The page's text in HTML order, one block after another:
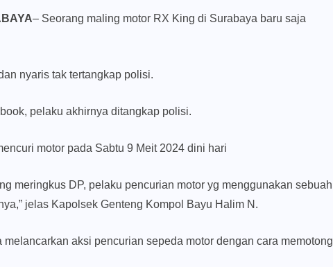
– Seorang maling motor RX King di Surabaya baru saja
nyaris tak tertangkap polisi.
pelaku akhirnya ditangkap polisi.
motor pada Sabtu 9 Meit 2024 dini hari
meringkus DP, pelaku pencurian motor yg menggunakan sebuah
jelas Kapolsek Genteng Kompol Bayu Halim N.
aksi pencurian sepeda motor dengan cara memotong